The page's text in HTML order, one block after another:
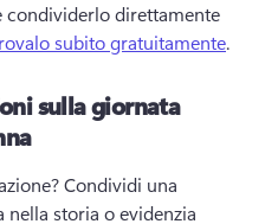
condividerlo direttamente
subito gratuitamente.
sulla giornata
Condividi una
storia o evidenzia